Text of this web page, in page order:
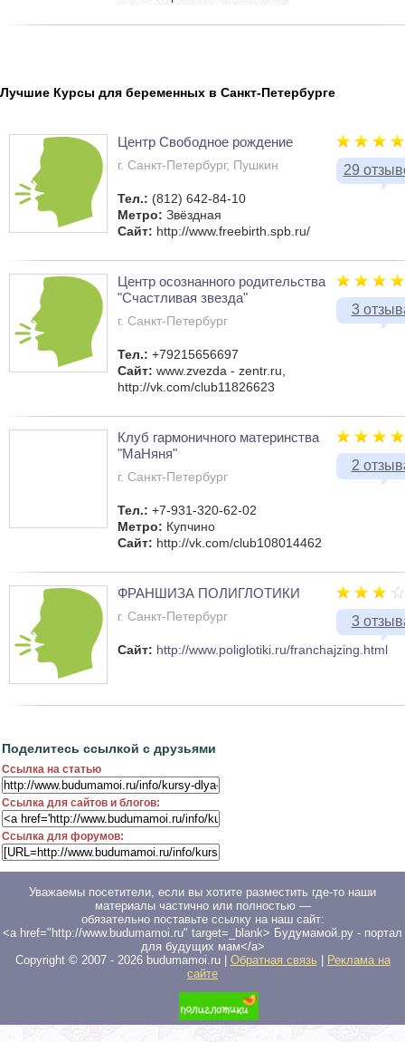
Лучшие Курсы для беременных в Санкт-Петербурге
29
Центр Свободное рождение
г. Санкт-Петербург, Пушкин
Тел.: (812) 642-84-10
Метро: Звёздная
Сайт: http://www.freebirth.spb.ru/
3
Центр осознанного родительства
"Счастливая звезда"
г. Санкт-Петербург
Тел.: +79215656697
Сайт: www.zvezda - zentr.ru,
http://vk.com/club11826623
2
Клуб гармоничного материнства
"МаНяня"
г. Санкт-Петербург
Тел.: +7-931-320-62-02
Метро: Купчино
Сайт: http://vk.com/club108014462
3
ФРАНШИЗА ПОЛИГЛОТИКИ
г. Санкт-Петербург
Сайт: http://www.poliglotiki.ru/franchajzing.html
Поделитесь ссылкой с друзьями
Ссылка на статью
Ссылка для сайтов и блогов:
Ссылка для форумов:
Уважаемы посетители, если вы хотите разместить где-то наши
материалы частично или полностью —
обязательно поставьте ссылку на наш сайт:
<a href="http://www.budumamoi.ru" target=_blank> Будумамой.ру - портал
для будущих мам</a>
Copyright © 2007 - 2026budumamoi.ru | Обратная связь
Реклама на
сайте